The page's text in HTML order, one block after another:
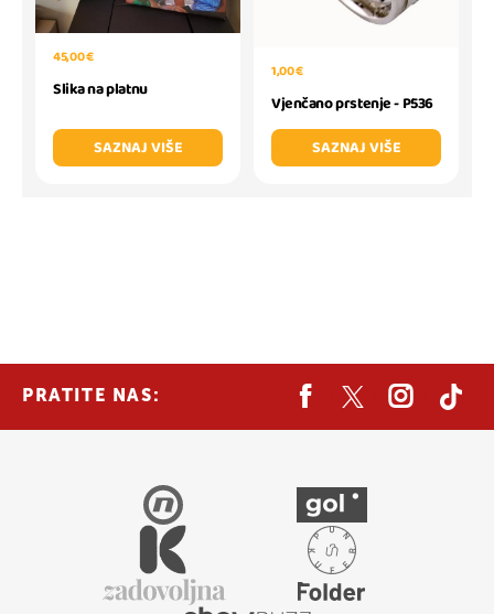
45,00 €
Slika na platnu
SAZNAJ VIŠE
1,00 €
Vjenčano prstenje - P536
SAZNAJ VIŠE
PRATITE NAS: